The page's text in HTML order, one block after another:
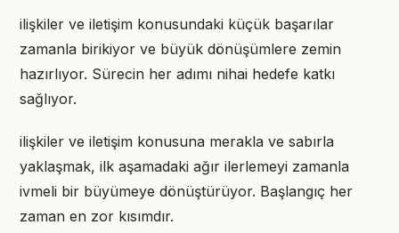
ilişkiler ve iletişim konusundaki küçük başarılar
zamanla birikiyor ve büyük dönüşümlere zemin
hazırlıyor. Sürecin her adımı nihai hedefe katkı
sağlıyor.
ilişkiler ve iletişim konusuna merakla ve sabırla
yaklaşmak, ilk aşamadaki ağır ilerlemeyi zamanla
ivmeli bir büyümeye dönüştürüyor. Başlangıç her
zaman en zor kısımdır.